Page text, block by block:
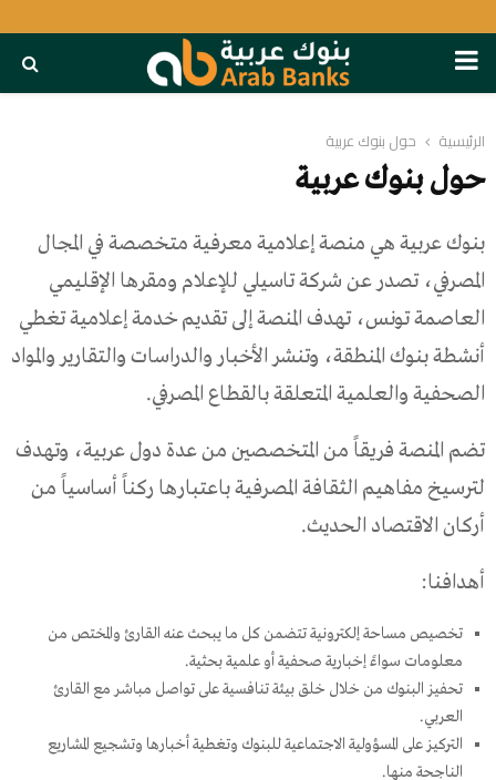
PRIMARY
MENU
الرئيسية حول بنوك عربية
حول بنوك عربية
بنوك عربية هي منصة إعلامية معرفية متخصصة في المجال
المصرفي، تصدر عن شركة تاسيلي للإعلام ومقرها الإقليمي
العاصمة تونس، تهدف المنصة إلى تقديم خدمة إعلامية تغطي
أنشطة بنوك المنطقة، وتنشر الأخبار والدراسات والتقارير والمواد
الصحفية والعلمية المتعلقة بالقطاع المصرفي.
تضم المنصة فريقاً من المتخصصين من عدة دول عربية، وتهدف
لترسيخ مفاهيم الثقافة المصرفية باعتبارها ركناً أساسياً من
أركان الاقتصاد الحديث.
أهدافنا:
تخصيص مساحة إلكترونية تتضمن كل ما يبحث عنه القارئ والمختص من
معلومات سواءً إخبارية صحفية أو علمية بحثية.
تحفيز البنوك من خلال خلق بيئة تنافسية على تواصل مباشر مع القارئ
العربي.
التركيز على المسؤولية الاجتماعية للبنوك وتغطية أخبارها وتشجيع المشاريع
الناجحة منها.